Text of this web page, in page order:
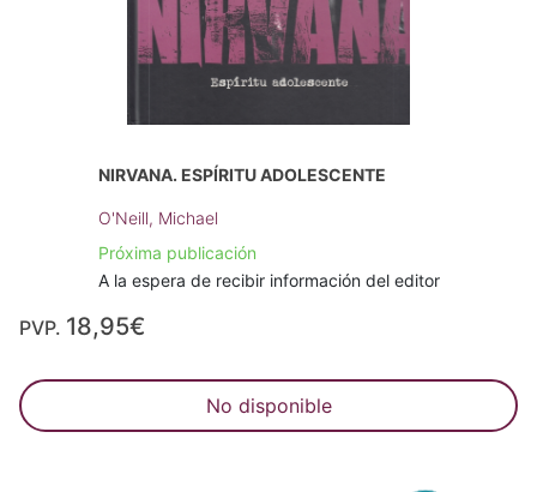
NIRVANA. ESPÍRITU ADOLESCENTE
O'Neill, Michael
Próxima publicación
A la espera de recibir información del editor
PVP. 18,95€
No disponible